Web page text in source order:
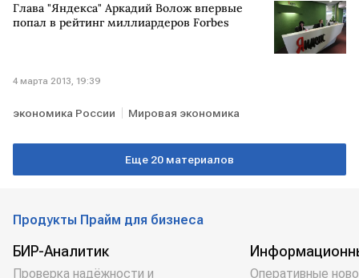
Глава "Яндекса" Аркадий Волож впервые
попал в рейтинг миллиардеров Forbes
4 марта 2013, 19:39
экономика России Мировая экономика
Еще 20 материалов
Продукты Прайм для бизнеса
БИР-Аналитик
Проверка надёжности и
Оперативные